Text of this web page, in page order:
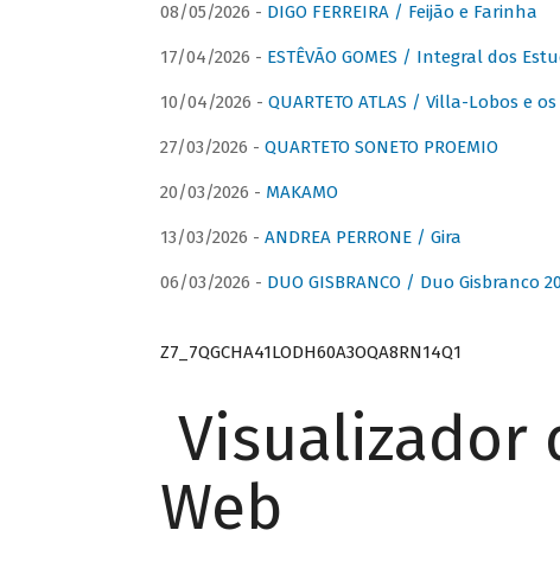
08/05/2026 - DIGO FERREIRA / Feijão e Farinha
17/04/2026 - ESTÊVÃO GOMES / Integral dos
10/04/2026 - QUARTETO ATLAS / Villa-Lobos e
27/03/2026 - QUARTETO SONETO PROEMIO
20/03/2026 - MAKAMO
13/03/2026 - ANDREA PERRONE / Gira
06/03/2026 - DUO GISBRANCO / Duo Gisbranco
Z7_7QGCHA41LODH60A3OQA8RN14Q1
Visualizador
Web